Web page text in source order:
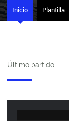
Inicio Plantilla
Último partido